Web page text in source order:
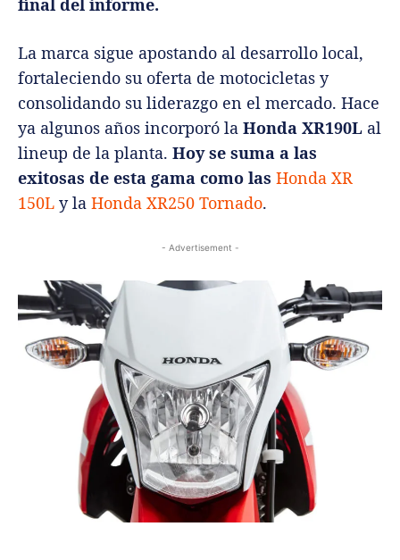
final del informe.
La marca sigue apostando al desarrollo local,
fortaleciendo su oferta de motocicletas y
consolidando su liderazgo en el mercado. Hace
ya algunos años incorporó la Honda XR190L al
lineup de la planta. Hoy se suma a las
exitosas de esta gama como las Honda XR
150L y la Honda XR250 Tornado.
- Advertisement -